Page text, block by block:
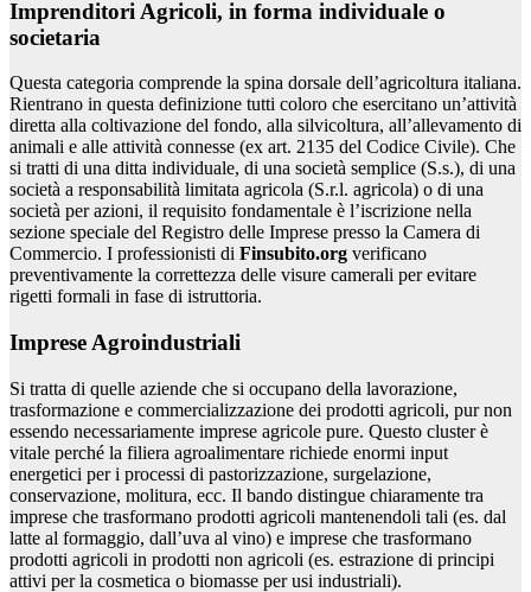
Imprenditori Agricoli, in forma individuale o
societaria
Questa categoria comprende la spina dorsale dell’agricoltura italiana.
Rientrano in questa definizione tutti coloro che esercitano un’attività
diretta alla coltivazione del fondo, alla silvicoltura, all’allevamento di
animali e alle attività connesse (ex art. 2135 del Codice Civile). Che
si tratti di una ditta individuale, di una società semplice (S.s.), di una
società a responsabilità limitata agricola (S.r.l. agricola) o di una
società per azioni, il requisito fondamentale è l’iscrizione nella
sezione speciale del Registro delle Imprese presso la Camera di
Commercio. I professionisti di Finsubito.org verificano
preventivamente la correttezza delle visure camerali per evitare
rigetti formali in fase di istruttoria.
Imprese Agroindustriali
Si tratta di quelle aziende che si occupano della lavorazione,
trasformazione e commercializzazione dei prodotti agricoli, pur non
essendo necessariamente imprese agricole pure. Questo cluster è
vitale perché la filiera agroalimentare richiede enormi input
energetici per i processi di pastorizzazione, surgelazione,
conservazione, molitura, ecc. Il bando distingue chiaramente tra
imprese che trasformano prodotti agricoli mantenendoli tali (es. dal
latte al formaggio, dall’uva al vino) e imprese che trasformano
prodotti agricoli in prodotti non agricoli (es. estrazione di principi
attivi per la cosmetica o biomasse per usi industriali).